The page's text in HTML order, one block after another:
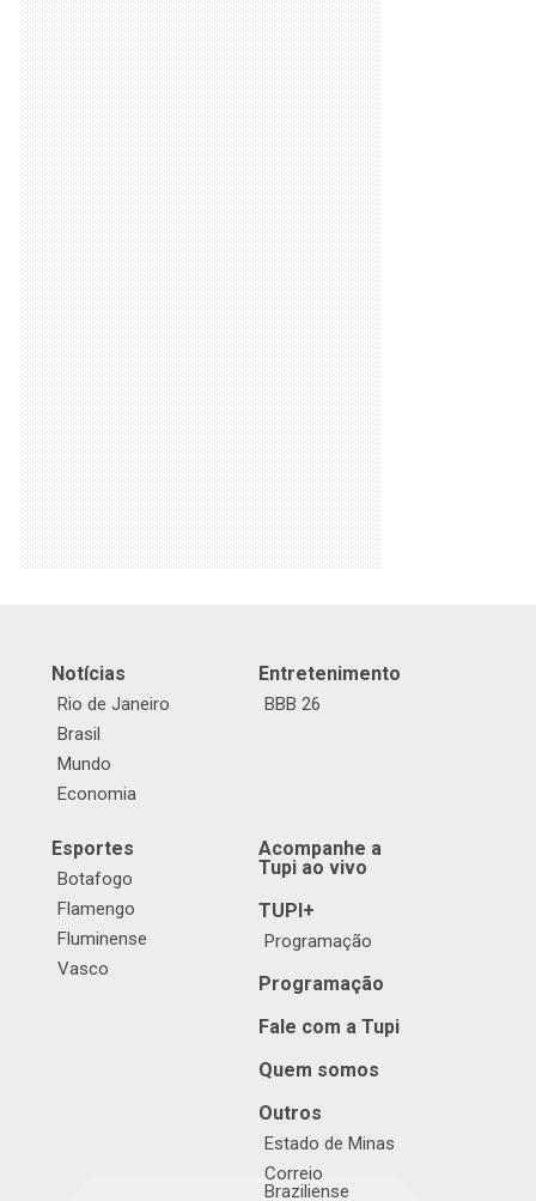
Notícias
Rio de Janeiro
Brasil
Mundo
Economia
Entretenimento
BBB 26
Esportes
Botafogo
Flamengo
Fluminense
Vasco
Acompanhe a
Tupi ao vivo
TUPI+
Programação
Programação
Fale com a Tupi
Quem somos
Outros
Estado de Minas
Correio
Braziliense